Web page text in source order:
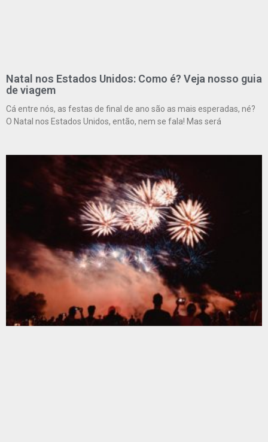
Natal nos Estados Unidos: Como é? Veja nosso guia
de viagem
Cá entre nós, as festas de final de ano são as mais esperadas, né?
O Natal nos Estados Unidos, então, nem se fala! Mas será